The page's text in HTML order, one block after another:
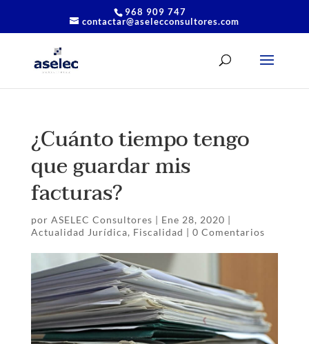
968 909 747
contactar@aselecconsultores.com
¿Cuánto tiempo tengo
que guardar mis
facturas?
por ASELEC Consultores | Ene 28, 2020 |
Actualidad Jurídica, Fiscalidad | 0 Comentarios